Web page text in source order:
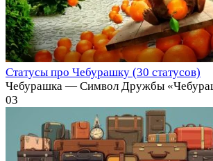
Статусы про Чебурашку (30 статусов)
Чебурашка — Символ Дружбы
03